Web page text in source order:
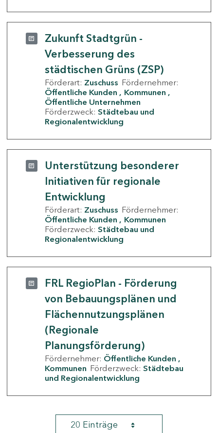
Zukunft Stadtgrün -
Verbesserung des
städtischen Grüns (ZSP)
Förderart: Zuschuss Fördernehmer:
Öffentliche Kunden
Kommunen
Öffentliche Unternehmen
Förderzweck: Städtebau und
Regionalentwicklung
Unterstützung besonderer
Initiativen für regionale
Entwicklung
Förderart: Zuschuss Fördernehmer:
Öffentliche Kunden
Kommunen
Förderzweck: Städtebau und
Regionalentwicklung
FRL RegioPlan - Förderung
von Bebauungsplänen und
Flächennutzungsplänen
(Regionale
Planungsförderung)
Fördernehmer: Öffentliche Kunden
Kommunen Förderzweck: Städtebau
und Regionalentwicklung
20 Einträge